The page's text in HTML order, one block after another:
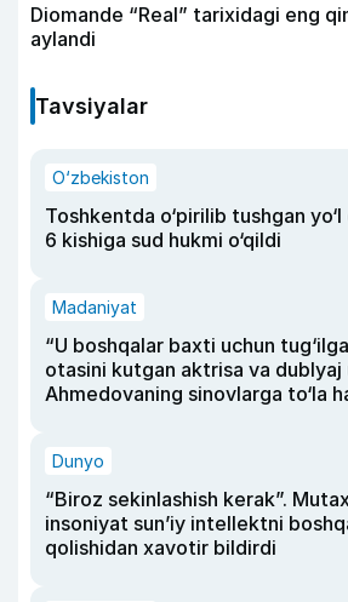
Diomande “Real” tarixidagi eng
aylandi
Tavsiyalar
O‘zbekiston
Toshkentda o‘pirilib tushgan yo‘l
6 kishiga sud hukmi o‘qildi
Madaniyat
“U boshqalar baxti uchun
otasini kutgan aktrisa va dublyaj
Ahmedovaning sinovlarga to‘la
Dunyo
“Biroz sekinlashish kerak”.
insoniyat sun’iy intellektni
qolishidan xavotir bildirdi